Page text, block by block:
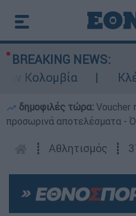
BREAKING NEWS:
Κολομβία
δημοφιλές τώρα: Voucher
προσωρινά αποτελέσματα -
┋ Αθλητισμός ┋